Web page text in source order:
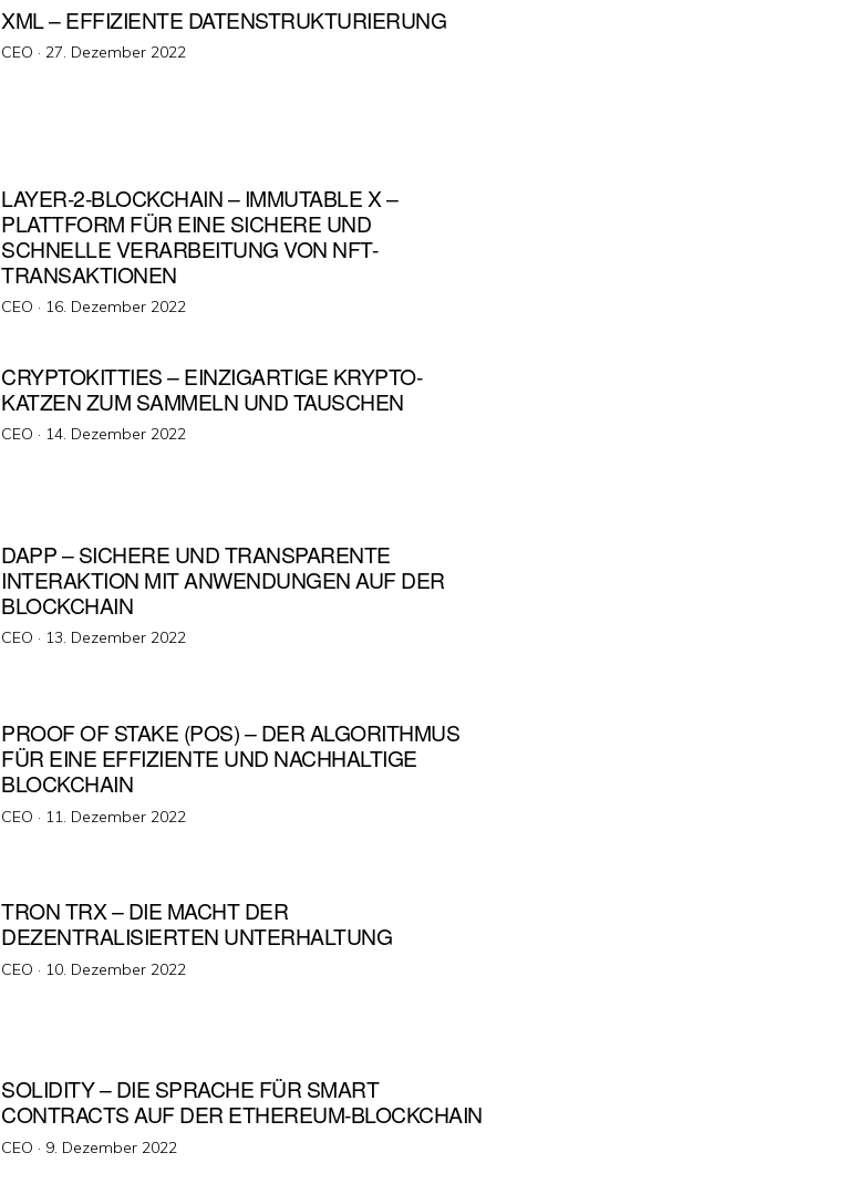
XML – EFFIZIENTE DATENSTRUKTURIERUNG
CEO · Veröffentlicht
27. Dezember 2022
LAYER-2-BLOCKCHAIN – IMMUTABLE X –
PLATTFORM FÜR EINE SICHERE UND
SCHNELLE VERARBEITUNG VON NFT-
TRANSAKTIONEN
CEO · Veröffentlicht
16. Dezember 2022
CRYPTOKITTIES – EINZIGARTIGE KRYPTO-
KATZEN ZUM SAMMELN UND TAUSCHEN
CEO · Veröffentlicht
14. Dezember 2022
DAPP – SICHERE UND TRANSPARENTE
INTERAKTION MIT ANWENDUNGEN AUF DER
BLOCKCHAIN
CEO · Veröffentlicht
13. Dezember 2022
PROOF OF STAKE (POS) – DER ALGORITHMUS
FÜR EINE EFFIZIENTE UND NACHHALTIGE
BLOCKCHAIN
CEO · Veröffentlicht
11. Dezember 2022
TRON TRX – DIE MACHT DER
DEZENTRALISIERTEN UNTERHALTUNG
CEO · Veröffentlicht
10. Dezember 2022
SOLIDITY – DIE SPRACHE FÜR SMART
CONTRACTS AUF DER ETHEREUM-BLOCKCHAIN
CEO · Veröffentlicht
9. Dezember 2022